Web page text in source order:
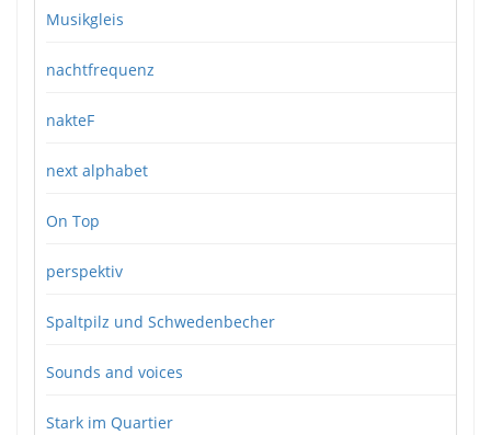
Musikgleis
nachtfrequenz
nakteF
next alphabet
On Top
perspektiv
Spaltpilz und Schwedenbecher
Sounds and voices
Stark im Quartier